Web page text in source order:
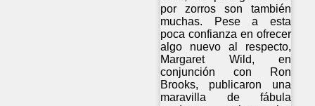
por zorros son también
muchas. Pese a esta
poca confianza en ofrecer
algo nuevo al respecto,
Margaret Wild, en
conjunción con Ron
Brooks, publicaron una
maravilla de fábula